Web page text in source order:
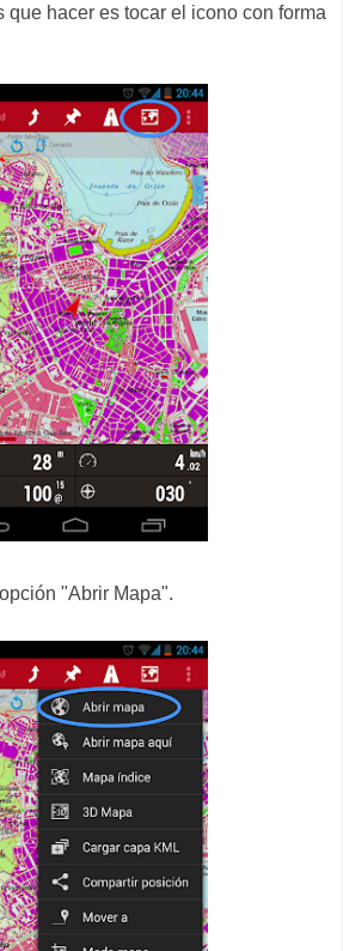
que hacer es tocar el icono con forma
"Abrir Mapa".